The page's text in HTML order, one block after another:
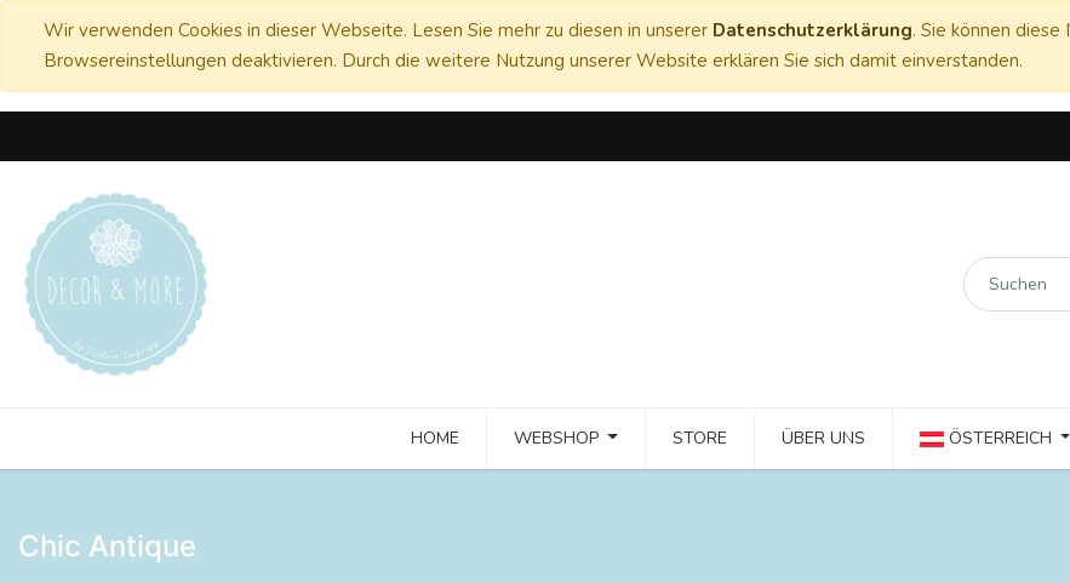
Wir verwenden Cookies in dieser Webseite. Lesen Sie mehr zu diesen in unserer Datenschutzerklärung. Sie können diese
Browsereinstellungen deaktivieren. Durch die weitere Nutzung unserer Website erklären Sie sich damit einverstanden.
HOME WEBSHOP STORE ÜBER UNS ÖSTERREICH
Chic Antique